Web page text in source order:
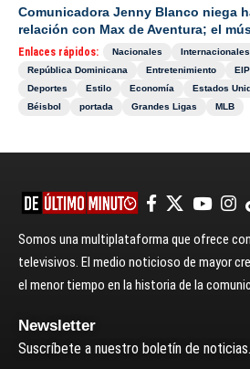
Comunicadora Jenny Blanco niega
relación con Max de Aventura; el
Enlaces rápidos: Nacionales Internacionales
República Dominicana
Entretenimiento
Deportes
Estilo Economía Estados
Béisbol
portada Grandes Ligas MLB
Somos una multiplataforma que ofrece
televisivos. El medio noticioso de mayor
el menor tiempo en la historia de la
Newsletter
Suscríbete a nuestro boletín de noticias.